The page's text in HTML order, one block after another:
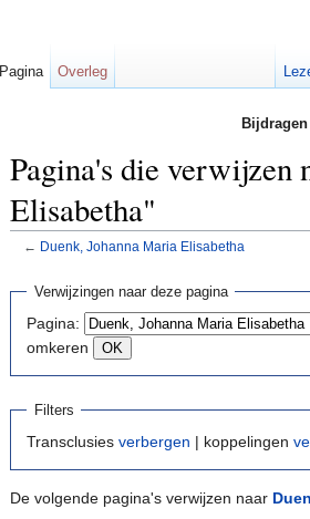
Pagina's die verwijzen
Elisabetha"
← Duenk, Johanna Maria Elisabetha
Verwijzingen naar deze pagina
Pagina:
omkeren
Filters
Transclusies verbergen | koppelingen
De volgende pagina's verwijzen naar
Pagina Overleg